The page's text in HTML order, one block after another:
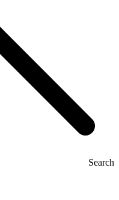
Search